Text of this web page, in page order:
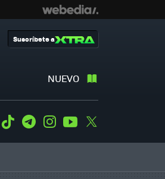
NUEVO
Suscríbete a
WhatsApp
Tiktok TelegramInstagramYoutube